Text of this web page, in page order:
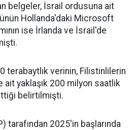
belgeler, İsrail ordusuna ait
Hollanda'daki Microsoft
ise İrlanda ve İsrail'de
terabaytlık verinin, Filistinlilerin
yaklaşık 200 milyon saatlik
belirtilmişti.
tarafından 2025'in başlarında